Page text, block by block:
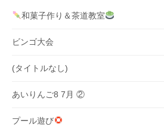
ン和菓子作り＆茶道教室
ビンゴ大会
(タイトルなし)
あいりんご8 7月 ②
プール遊び